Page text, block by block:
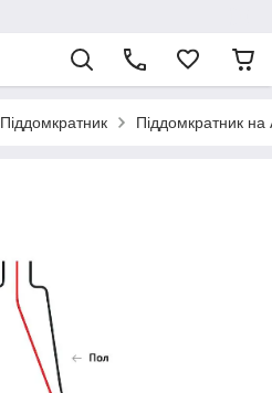
Піддомкратник Піддомкратник